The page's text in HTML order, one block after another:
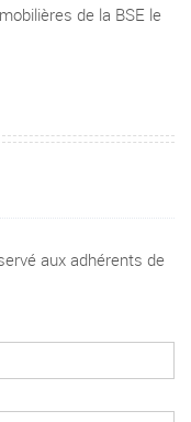
de la BSE le
aux adhérents de